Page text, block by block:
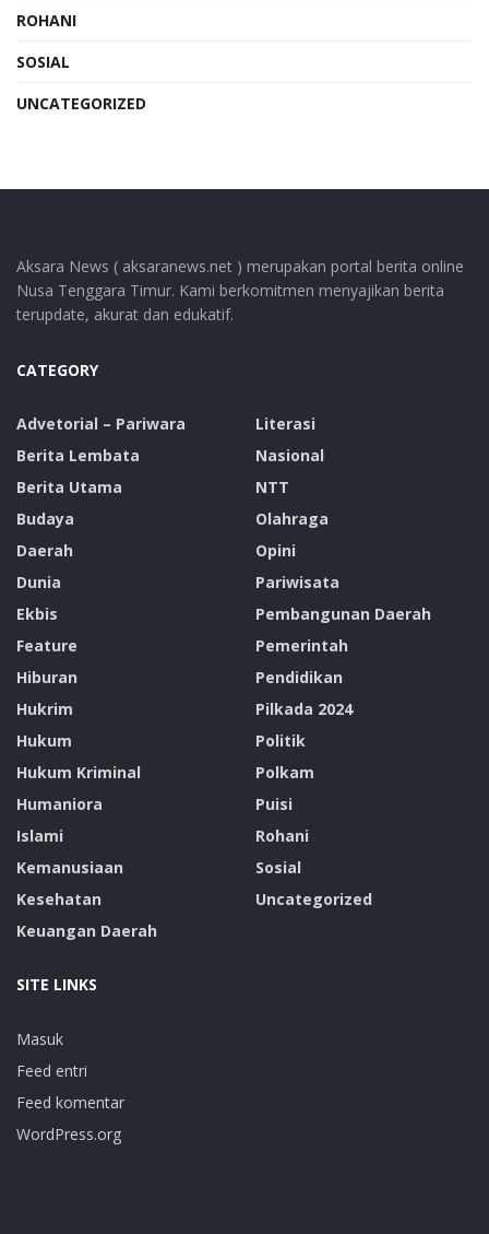
ROHANI
SOSIAL
UNCATEGORIZED
Aksara News ( aksaranews.net ) merupakan portal berita online
Nusa Tenggara Timur. Kami berkomitmen menyajikan berita
terupdate, akurat dan edukatif.
CATEGORY
Advetorial – Pariwara
Berita Lembata
Berita Utama
Budaya
Daerah
Dunia
Ekbis
Feature
Hiburan
Hukrim
Hukum
Hukum Kriminal
Humaniora
Islami
Kemanusiaan
Kesehatan
Keuangan Daerah
Literasi
Nasional
NTT
Olahraga
Opini
Pariwisata
Pembangunan Daerah
Pemerintah
Pendidikan
Pilkada 2024
Politik
Polkam
Puisi
Rohani
Sosial
Uncategorized
SITE LINKS
Masuk
Feed entri
Feed komentar
WordPress.org